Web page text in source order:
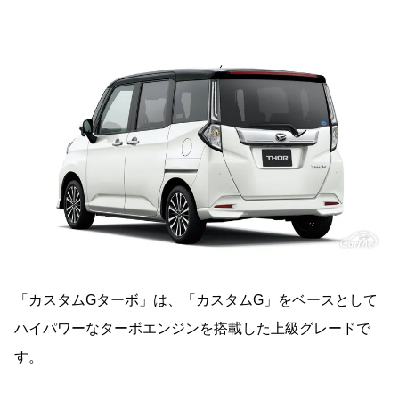
「カスタムGターボ」は、「カスタムG」をベースとして
ハイパワーなターボエンジンを搭載した上級グレードで
す。